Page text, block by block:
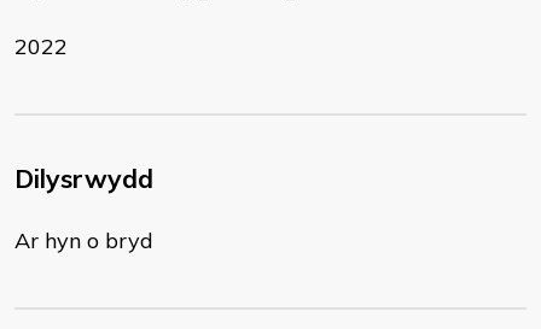
2022
Dilysrwydd
Ar hyn o bryd